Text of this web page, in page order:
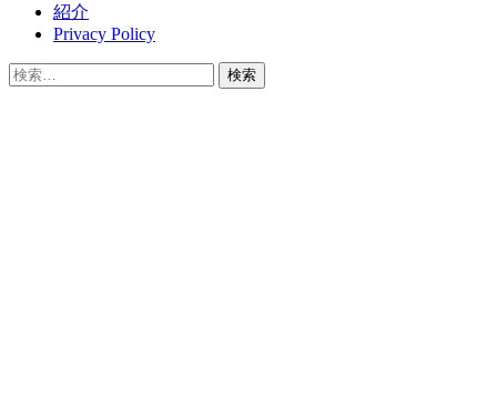
へ
ス
キ
紹介
Privacy Policy
検